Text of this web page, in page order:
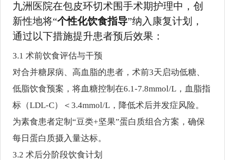
九洲医院在包皮环切术围手术期护理中，创
新性地将“个性化饮食指导”纳入康复计划，
通过以下措施提升患者预后效果：
3.1 术前饮食评估与干预
对合并糖尿病、高血脂的患者，术前3天启动低糖、
低脂饮食预案，将血糖控制在6.1-7.8mmol/L，血脂指
标（LDL-C）＜3.4mmol/L，降低术后并发症风险。
为素食患者定制“豆类+坚果”蛋白质组合方案，确保
每日蛋白质摄入量达标。
3.2 术后分阶段饮食计划